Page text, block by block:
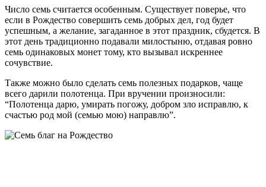
Число семь считается особенным. Существует поверье, что
если в Рождество совершить семь добрых дел, год будет
успешным, а желание, загаданное в этот праздник, сбудется. В
этот день традиционно подавали милостыню, отдавая ровно
семь одинаковых монет тому, кто вызывал искреннее
сочувствие.
Также можно было сделать семь полезных подарков, чаще
всего дарили полотенца. При вручении произносили:
“Полотенца дарю, умирать погожу, добром зло исправлю, к
счастью род мой (семью мою) направлю”.